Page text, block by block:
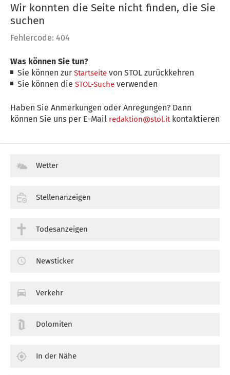
Wir konnten die Seite nicht finden, die Sie
suchen
Fehlercode: 404
Was können Sie tun?
Sie können zurStartseite von STOL zurückkehren
Sie können dieSTOL-Suche verwenden
Haben Sie Anmerkungen oder Anregungen? Dann
können Sie uns per E-Mail redaktion@stol.itkontaktieren
Wetter
Stellenanzeigen
Todesanzeigen
Newsticker
Verkehr
Dolomiten
In der Nähe